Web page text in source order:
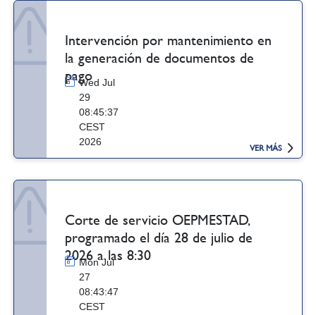
Intervención por mantenimiento en
la generación de documentos de
pagoWed Jul
29
08:45:37
CEST
2026
VER MÁS
Corte de servicio OEPMESTAD,
programado el día 28 de julio de
2026 a las 8:30
Mon Jul
27
08:43:47
CEST